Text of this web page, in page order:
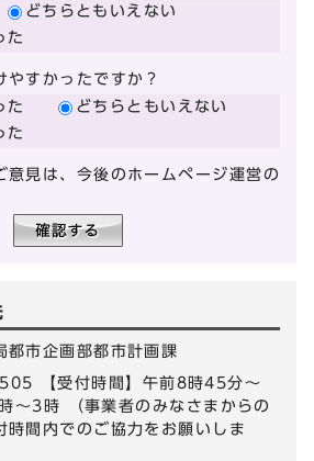
どちらともいえない
た
やすかったですか？
た
どちらともいえない
た
意見は、今後のホームページ運営の
都市企画部都市計画課
【受付時間】午前8時45分～
～3時 （事業者のみなさまからの
時間内でのご協力をお願いしま